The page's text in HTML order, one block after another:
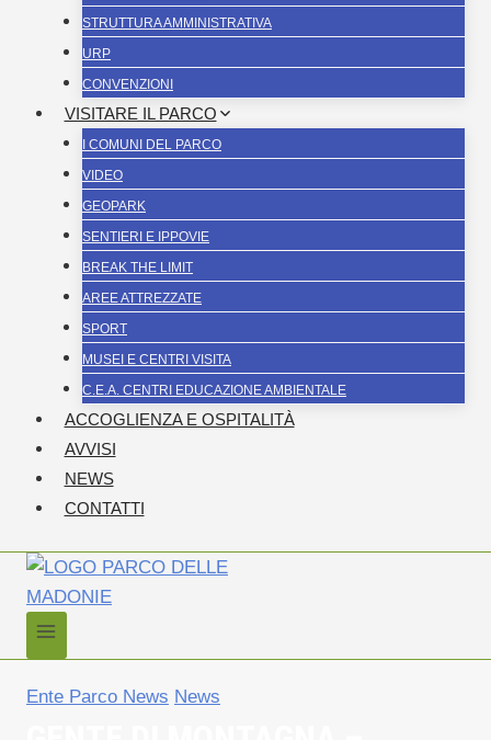
STRUTTURA AMMINISTRATIVA
URP
CONVENZIONI
VISITARE IL PARCO
I COMUNI DEL PARCO
VIDEO
GEOPARK
SENTIERI E IPPOVIE
BREAK THE LIMIT
AREE ATTREZZATE
SPORT
MUSEI E CENTRI VISITA
C.E.A. CENTRI EDUCAZIONE AMBIENTALE
ACCOGLIENZA E OSPITALITÀ
AVVISI
NEWS
CONTATTI
Ente Parco News News